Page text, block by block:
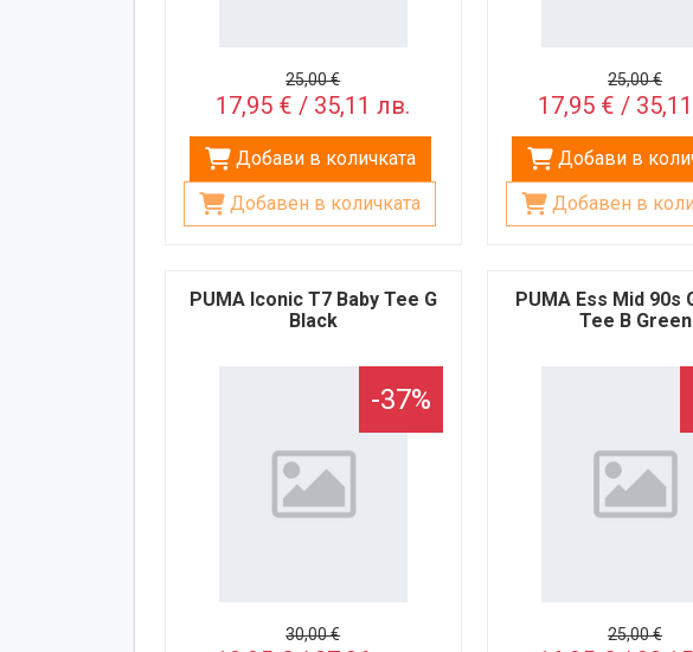
25,00 €
17,95 € / 35,11 лв.
Добави в количката
Добавен в количката
25,00 €
17,95 € /
Добави в
Добавен в
PUMA Iconic T7 Baby Tee G
Black
-37%
30,00 €
PUMA Ess Mid 90s
Tee B Green
25,00 €